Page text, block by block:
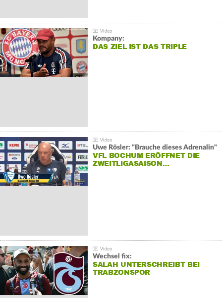
Kompany:
DAS ZIEL IST DAS TRIPLE
Uwe Rösler: "Brauche dieses Adrenalin"
VFL BOCHUM ERÖFFNET DIE
ZWEITLIGASAISON…
Wechsel fix:
SALAH UNTERSCHREIBT BEI
TRABZONSPOR